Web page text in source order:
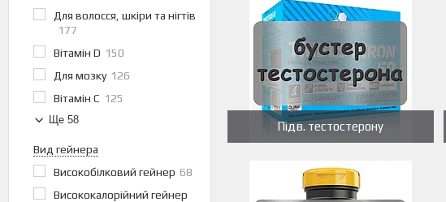
Для волосся, шкіри та нігтів
177
Вітамін D 150
Для мозку 126
Вітамін С 125
Ще 58
Вид гейнера
Високобілковий гейнер 68
Висококалорійний гейнер
Підв. тестостерону